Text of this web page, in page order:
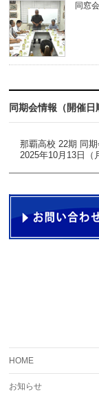
同窓
同期会情報（開催日
那覇高校 22期 同期
2025年10月13日（
HOME
お知らせ